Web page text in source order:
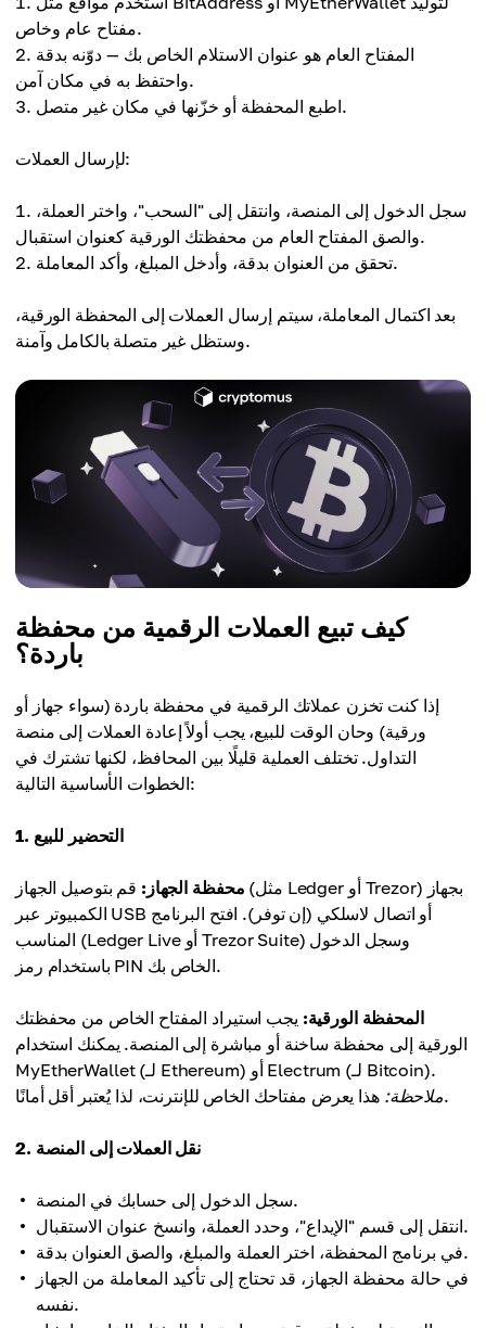
مفتاح عام وخاص.
المفتاح العام هو عنوان الاستلام الخاص بك — دوّنه بدقة
واحتفظ به في مكان آمن.
اطبع المحفظة أو خزّنها في مكان غير متصل.
لإرسال العملات:
سجل الدخول إلى المنصة، وانتقل إلى "السحب"، واختر العملة،
والصق المفتاح العام من محفظتك الورقية كعنوان استقبال.
تحقق من العنوان بدقة، وأدخل المبلغ، وأكد المعاملة.
بعد اكتمال المعاملة، سيتم إرسال العملات إلى المحفظة الورقية،
وستظل غير متصلة بالكامل وآمنة.
كيف تبيع العملات الرقمية من محفظة
باردة؟
إذا كنت تخزن عملاتك الرقمية في محفظة باردة (سواء جهاز أو
ورقية) وحان الوقت للبيع، يجب أولاً إعادة العملات إلى منصة
التداول. تختلف العملية قليلًا بين المحافظ، لكنها تشترك في
الخطوات الأساسية التالية:
1. التحضير للبيع
محفظة الجهاز: قم بتوصيل الجهاز (مثل Ledger أو Trezor) بجهاز
الكمبيوتر عبر USB أو اتصال لاسلكي (إن توفر). افتح البرنامج
المناسب (Ledger Live أو Trezor Suite) وسجل الدخول
باستخدام رمز PIN الخاص بك.
المحفظة الورقية: يجب استيراد المفتاح الخاص من محفظتك
الورقية إلى محفظة ساخنة أو مباشرة إلى المنصة. يمكنك استخدام
MyEtherWallet (لـ Ethereum) أو Electrum (لـ Bitcoin).
ملاحظة:هذا يعرض مفتاحك الخاص للإنترنت، لذا يُعتبر أقل أمانًا.
2. نقل العملات إلى المنصة
سجل الدخول إلى حسابك في المنصة.
انتقل إلى قسم "الإيداع"، وحدد العملة، وانسخ عنوان الاستقبال.
في برنامج المحفظة، اختر العملة والمبلغ، والصق العنوان بدقة.
في حالة محفظة الجهاز، قد تحتاج إلى تأكيد المعاملة من الجهاز
نفسه.